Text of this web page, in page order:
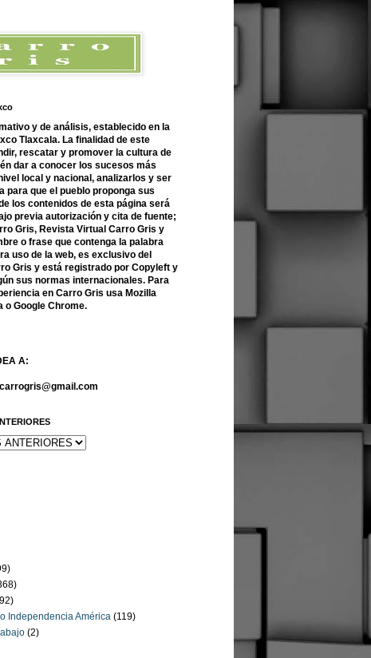
y de análisis, establecido en la
Tlaxcala. La finalidad de este
rescatar y promover la cultura de
dar a conocer los sucesos más
local y nacional, analizarlos y ser
para que el pueblo proponga sus
los contenidos de esta página será
previa autorización y cita de fuente;
Gris, Revista Virtual Carro Gris y
o frase que contenga la palabra
uso de la web, es exclusivo del
Gris y está registrado por Copyleft y
sus normas internacionales. Para
en Carro Gris usa Mozilla
o Google Chrome.
A:
Independencia América (119)
(2)